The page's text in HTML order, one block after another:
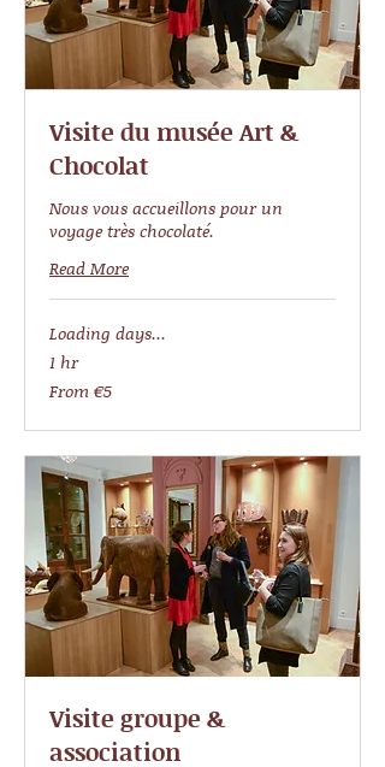
Visite du musée Art &
Chocolat
Nous vous accueillons pour un
voyage très chocolaté.
Read More
Loading days...
1 hr
5
From €5
Visite groupe &
association